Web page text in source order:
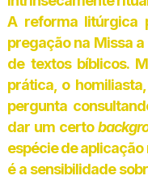
A reforma litúrgica
pregação na Missa
de textos bíblicos.
prática, o
pergunta
dar um certo
espécie de aplicação
é a sensibilidade